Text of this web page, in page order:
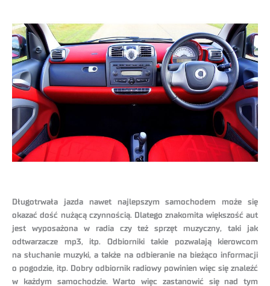
Długotrwała jazda nawet najlepszym samochodem może się
okazać dość nużącą czynnością. Dlatego znakomita większość aut
jest wyposażona w radia czy też sprzęt muzyczny, taki jak
odtwarzacze mp3, itp. Odbiorniki takie pozwalają kierowcom
na słuchanie muzyki, a także na odbieranie na bieżąco informacji
o pogodzie, itp. Dobry odbiornik radiowy powinien więc się znaleźć
w każdym samochodzie. Warto więc zastanowić się nad tym